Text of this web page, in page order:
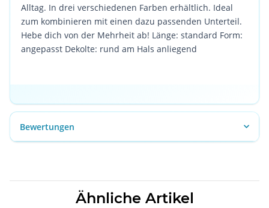
Alltag. In drei verschiedenen Farben erhältlich. Ideal
zum kombinieren mit einen dazu passenden Unterteil.
Hebe dich von der Mehrheit ab! Länge: standard Form:
angepasst Dekolte: rund am Hals anliegend
Bewertungen
Ähnliche Artikel